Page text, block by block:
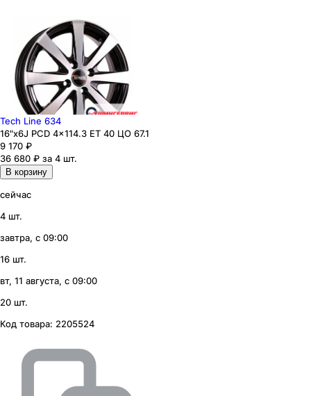
Tech Line 634
16"x6J PCD 4x114.3 ЕТ 40 ЦО 67.1
9 170 ₽
36 680 ₽ за 4 шт.
В корзину
сейчас
4 шт.
завтра, с 09:00
16 шт.
вт, 11 августа, с 09:00
20 шт.
Код товара: 2205524